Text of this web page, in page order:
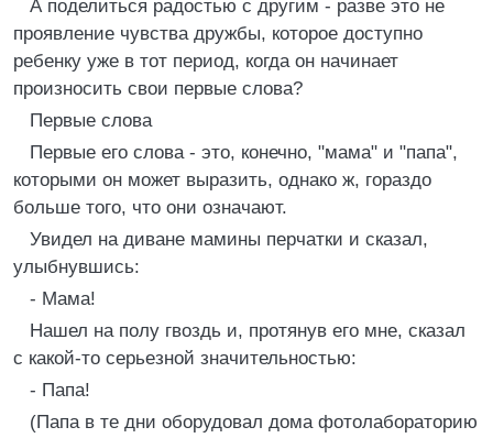
А поделиться радостью с другим - разве это не
проявление чувства дружбы, которое доступно
ребенку уже в тот период, когда он начинает
произносить свои первые слова?
Первые слова
Первые его слова - это, конечно, "мама" и "папа",
которыми он может выразить, однако ж, гораздо
больше того, что они означают.
Увидел на диване мамины перчатки и сказал,
улыбнувшись:
- Мама!
Нашел на полу гвоздь и, протянув его мне, сказал
с какой-то серьезной значительностью:
- Папа!
(Папа в те дни оборудовал дома фотолабораторию